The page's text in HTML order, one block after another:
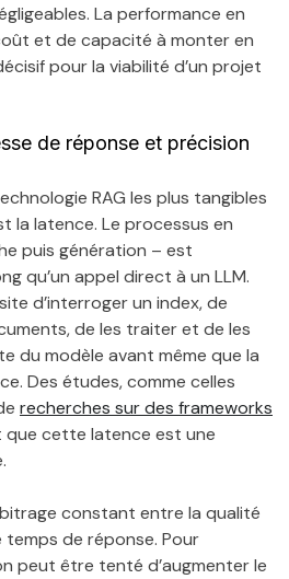
La performance en
et de capacité à monter en
pour la viabilité d’un projet
de réponse et précision
RAG les plus tangibles
la latence. Le processus en
puis génération – est
qu’un appel direct à un LLM.
d’interroger un index, de
de les traiter et de les
du modèle avant même que la
Des études, comme celles
recherches sur des frameworks
que cette latence est une
constant entre la qualité
de réponse. Pour
peut être tenté d’augmenter le